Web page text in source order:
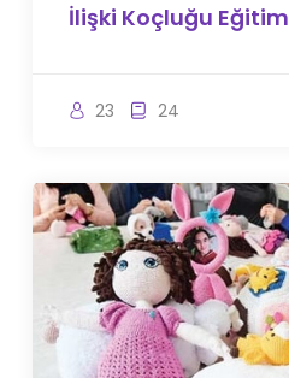
İlişki Koçluğu
23 24